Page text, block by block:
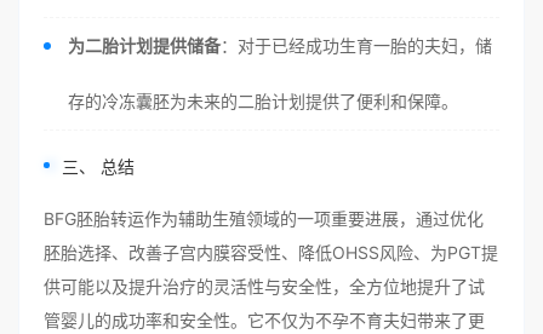
为二胎计划提供储备：对于已经成功生育一胎的夫妇，储
存的冷冻囊胚为未来的二胎计划提供了便利和保障。
三、 总结
BFG胚胎转运作为辅助生殖领域的一项重要进展，通过优化
胚胎选择、改善子宫内膜容受性、降低OHSS风险、为PGT提
供可能以及提升治疗的灵活性与安全性，全方位地提升了试
管婴儿的成功率和安全性。它不仅为不孕不育夫妇带来了更